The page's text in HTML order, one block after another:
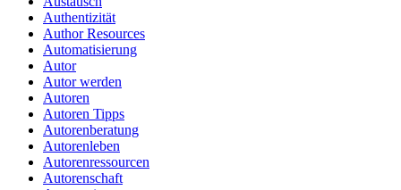
Authentizität
Author Resources
Automatisierung
Autor
Autor werden
Autoren
Autoren Tipps
Autorenberatung
Autorenleben
Autorenressourcen
Autorenschaft